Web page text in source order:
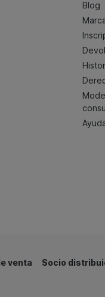
Blog
venta Socio